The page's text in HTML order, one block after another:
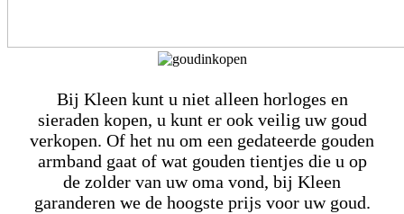
Bij Kleen kunt u niet alleen horloges en
sieraden kopen, u kunt er ook veilig uw goud
verkopen. Of het nu om een gedateerde gouden
armband gaat of wat gouden tientjes die u op
de zolder van uw oma vond, bij Kleen
garanderen we de hoogste prijs voor uw goud.